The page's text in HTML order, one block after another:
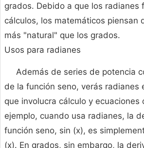
grados. Debido a que los radianes
cálculos, los matemáticos piensan
más "natural" que los grados.
Usos para radianes
Además de series de potencia
de la función seno, verás radianes
que involucra cálculo y ecuaciones
ejemplo, cuando usa radianes, la
función seno, sin (x), es
(x). En grados, sin embargo, la